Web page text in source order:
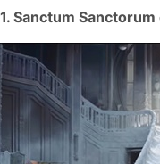
1. Sanctum